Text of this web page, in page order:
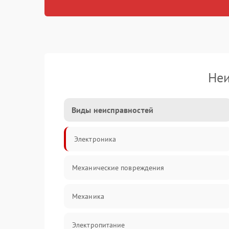
Виды неисправностей
Электроника
Механические повреждения
Механика
Электропитание